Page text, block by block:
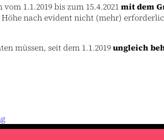
1.1.2019 bis zum 15.4.2021 mit dem
Höhe nach evident nicht (mehr)
müssen, seit dem 1.1.2019ungleich